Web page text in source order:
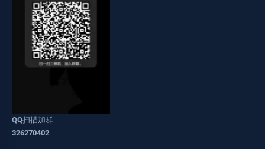
QQ扫描加群
326270402